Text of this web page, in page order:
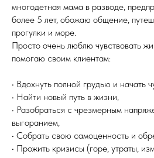
многодетная мама в разводе,
более 5 лет, обожаю общение,
прогулки и море.
Просто очень люблю чувствовать
помогаю своим клиентам:
• Вдохнуть полной грудью и начать
• Найти новый путь в жизни,
• Разобраться с чрезмерным
выгоранием,
• Собрать свою самоценность и
• Прожить кризисы (горе, утраты,